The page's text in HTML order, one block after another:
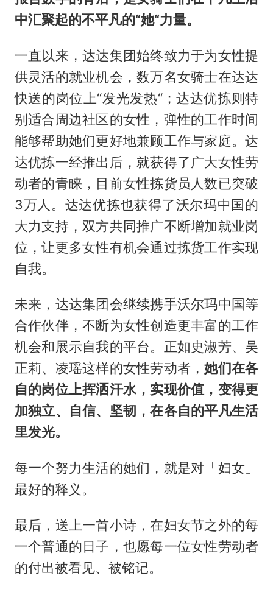
中汇聚起的不平凡的“她“力量。
一直以来，达达集团始终致力于为女性提
供灵活的就业机会，数万名女骑士在达达
快送的岗位上“发光发热“；达达优拣则特
别适合周边社区的女性，弹性的工作时间
能够帮助她们更好地兼顾工作与家庭。达
达优拣一经推出后，就获得了广大女性劳
动者的青睐，目前女性拣货员人数已突破
3万人。达达优拣也获得了沃尔玛中国的
大力支持，双方共同推广不断增加就业岗
位，让更多女性有机会通过拣货工作实现
自我。
未来，达达集团会继续携手沃尔玛中国等
合作伙伴，不断为女性创造更丰富的工作
机会和展示自我的平台。正如史淑芳、吴
正莉、凌瑶这样的女性劳动者，她们在各
自的岗位上挥洒汗水，实现价值，变得更
加独立、自信、坚韧，在各自的平凡生活
里发光。
每一个努力生活的她们，就是对「妇女」
最好的释义。
最后，送上一首小诗，在妇女节之外的每
一个普通的日子，也愿每一位女性劳动者
的付出被看见、被铭记。